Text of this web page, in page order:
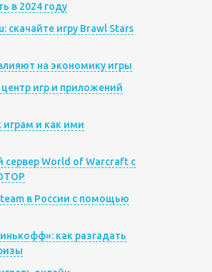
в 2024 году
скачайте игру Brawl Stars
на экономику игры
игр и приложений
и как ими
сервер World of Warcraft с
в России с помощью
как разгадать